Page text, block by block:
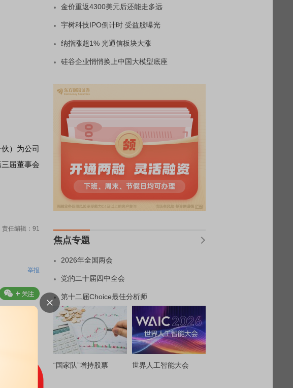
）为公司
届董事会
责任编辑：91
举报
金价重返4300美元后还能走多远
宇树科技IPO倒计时 受益股曝光
纳指涨超1% 光通信板块大涨
硅谷企业悄悄换上中国大模型底座
焦点专题
2026年全国两会
党的二十届四中全会
第十二届Choice最佳分析师
“国家队”增持股票 世界人工智能大会